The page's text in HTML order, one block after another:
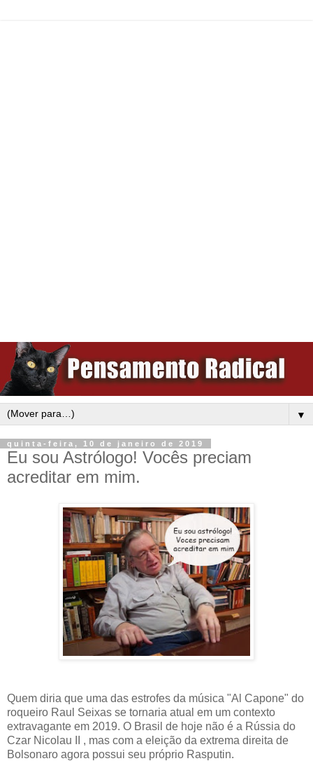
▼
quinta-feira, 10 de janeiro de 2019
Eu sou Astrólogo! Vocês preciam
acreditar em mim.
Quem diria que uma das estrofes da música "Al Capone" do
roqueiro Raul Seixas se tornaria atual em um contexto
extravagante em 2019. O Brasil de hoje não é a Rússia do
Czar Nicolau II , mas com a eleição da extrema direita de
Bolsonaro agora possui seu próprio Rasputin.